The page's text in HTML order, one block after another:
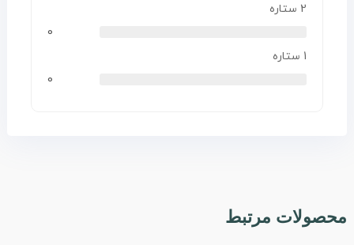
2 ستاره
0
1 ستاره
0
محصولات مرتبط